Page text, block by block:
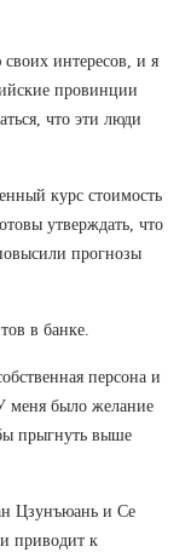
интересов, и я
провинции
что эти люди
курс стоимость
утверждать, что
прогнозы
в банке.
персона и
меня было желание
прыгнуть выше
Цзунъюань и Се
приводит к